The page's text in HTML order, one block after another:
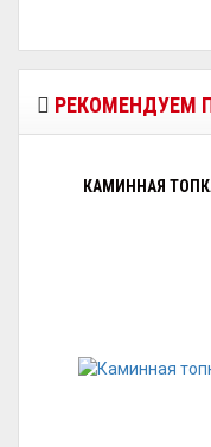
РЕКОМЕНДУЕМ
КАМИННАЯ ТОПКА